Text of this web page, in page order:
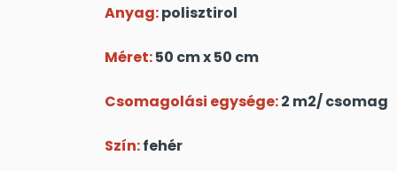
Anyag:polisztirol
Méret:50 cm x 50 cm
Csomagolási egysége:2 m2/ csomag
Szín:fehér